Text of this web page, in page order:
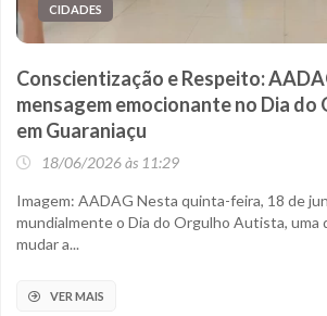
CIDADES
Conscientização e Respeito:
mensagem emocionante no Dia
em Guaraniaçu
18/06/2026 às 11:29
Imagem: AADAG Nesta quinta-feira, 18 de
mundialmente o Dia do Orgulho Autista, uma
mudar a...
VER MAIS